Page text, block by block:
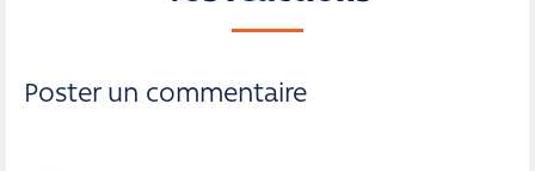
Poster un commentaire